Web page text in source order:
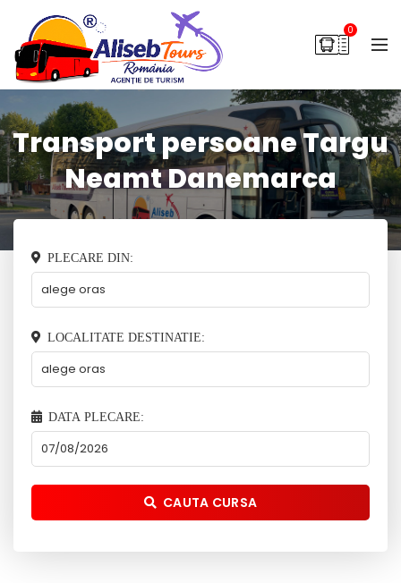
0
Transport persoane Targu
Neamt Danemarca
PLECARE DIN:
LOCALITATE DESTINATIE:
DATA PLECARE:
CAUTA CURSA